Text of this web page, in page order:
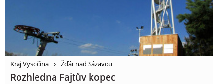
Kraj Vysočina Žďár nad Sázavou
Rozhledna Fajtův kopec